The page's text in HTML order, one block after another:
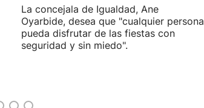
La concejala de Igualdad, Ane
Oyarbide, desea que "cualquier persona
pueda disfrutar de las fiestas con
seguridad y sin miedo".